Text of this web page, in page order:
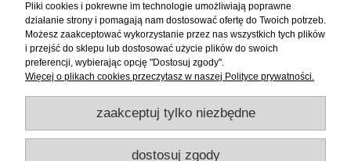
Moje konto
Informacje
Pliki cookies i pokrewne im technologie umożliwiają poprawne
działanie strony i pomagają nam dostosować ofertę do Twoich potrzeb.
Możesz zaakceptować wykorzystanie przez nas wszystkich tych plików
i przejść do sklepu lub dostosować użycie plików do swoich
preferencji, wybierając opcję "Dostosuj zgody".
Więcej o plikach cookies przeczytasz w naszej Polityce prywatności.
zaakceptuj tylko niezbędne
dostosuj zgody